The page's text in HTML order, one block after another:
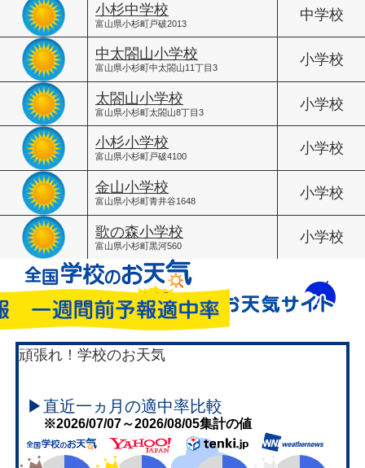
小杉中学校
富山県小杉町戸破2013
中学校
中太閤山小学校
富山県小杉町中太閤山11丁目3
小学校
太閤山小学校
富山県小杉町太閤山8丁目3
小学校
小杉小学校
富山県小杉町戸破4100
小学校
金山小学校
富山県小杉町青井谷1648
小学校
歌の森小学校
富山県小杉町黒河560
小学校
頑張れ！学校のお天気
▶直近一ヵ月の適中率比較
※2026/07/07～2026/08/05集計の値